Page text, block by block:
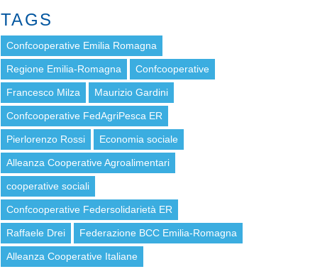
TAGS
Confcooperative Emilia Romagna
Regione Emilia-Romagna Confcooperative
Francesco Milza Maurizio Gardini
Confcooperative FedAgriPesca ER
Pierlorenzo Rossi Economia sociale
Alleanza Cooperative Agroalimentari
cooperative sociali
Confcooperative Federsolidarietà ER
Raffaele Drei Federazione BCC Emilia-Romagna
Alleanza Cooperative Italiane